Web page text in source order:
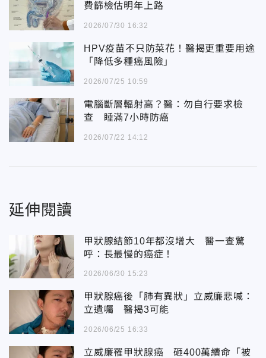
費篩檢估明年上路
2026/07/30 16:32
HPV疫苗不只防菜花！醫揭更重要用途
「降低多種癌風險」
2026/07/25 10:59
電腦斷層輻射高？醫：勿自行要求檢
查 睡滿7小時防癌
2026/07/22 14:12
延伸閱讀
甲狀腺結節10年都沒增大 醫一查驚
呼：長最慢的癌症！
2026/06/30 15:23
甲狀腺癌後「肺有異狀」立威廉悲喊：
立遺囑 醫揭3可能
2026/06/25 16:33
立威廉罹甲狀腺癌 砸400萬續命「被